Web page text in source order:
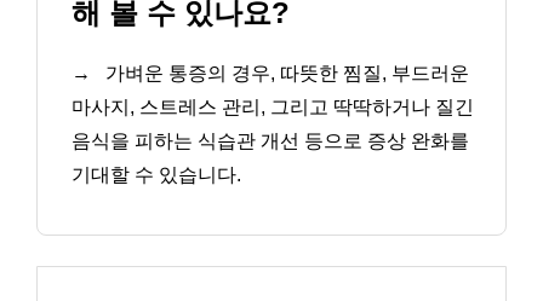
해 볼 수 있나요?
→
가벼운 통증의 경우, 따뜻한 찜질, 부드러운
마사지, 스트레스 관리, 그리고 딱딱하거나 질긴
음식을 피하는 식습관 개선 등으로 증상 완화를
기대할 수 있습니다.